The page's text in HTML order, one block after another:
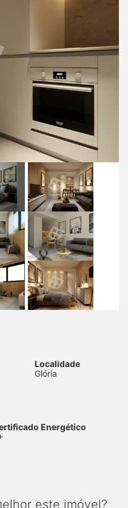
Localidade
Glória
Energético
este imóvel?